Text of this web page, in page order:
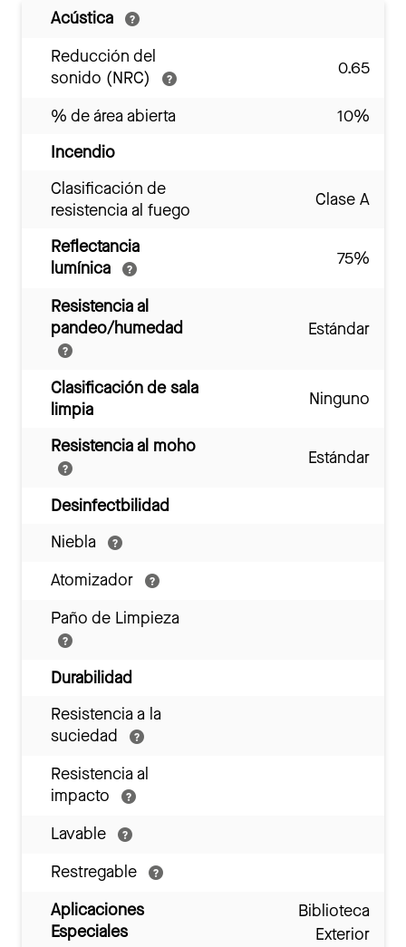
Acústica
Reducción del
sonido (NRC)
0.65
% de área abierta
10%
Incendio
Clasificación de
resistencia al fuego
Clase A
Reflectancia
lumínica
75%
Resistencia al
pandeo/humedad
Estándar
Clasificación de sala
limpia
Ninguno
Resistencia al moho
Estándar
Desinfectbilidad
Niebla
Atomizador
Paño de Limpieza
Durabilidad
Resistencia a la
suciedad
Resistencia al
impacto
Lavable
Restregable
Aplicaciones
Especiales
Biblioteca
Exterior